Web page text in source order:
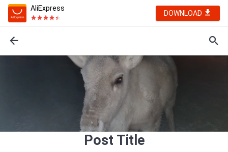
AliExpress
DOWNLOAD
Post Title